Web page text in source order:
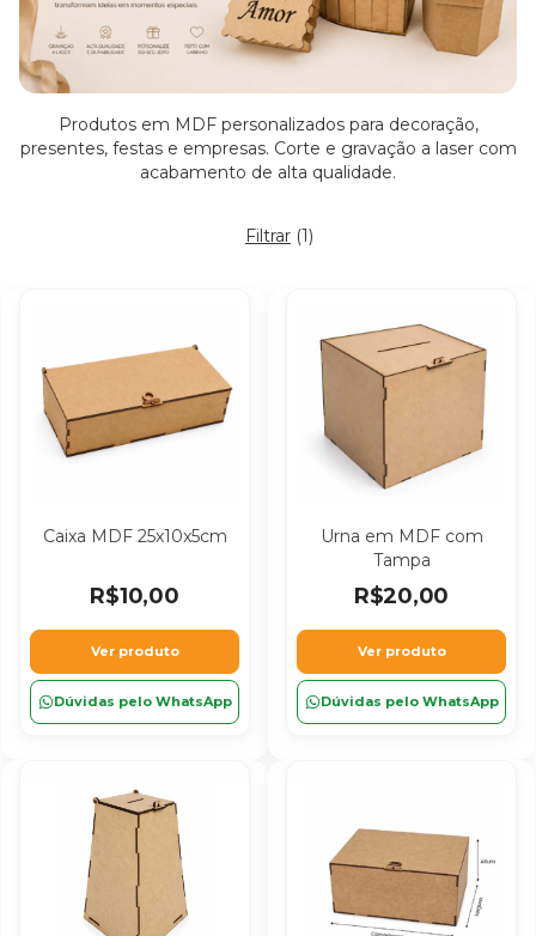
Produtos em MDF personalizados para decoração,
presentes, festas e empresas. Corte e gravação a laser com
acabamento de alta qualidade.
Filtrar (1)
Caixa MDF 25x10x5cm
R$10,00
Ver produto
Dúvidas pelo WhatsApp
Urna em MDF com
Tampa
R$20,00
Ver produto
Dúvidas pelo WhatsApp